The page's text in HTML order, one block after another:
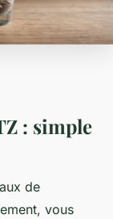
: simple
de
vous